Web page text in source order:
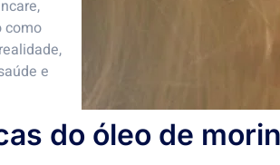
como
e
do óleo de